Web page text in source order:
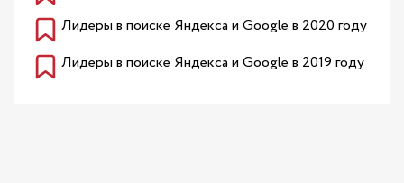
Лидеры в поиске Яндекса и Google в 2020 году
Лидеры в поиске Яндекса и Google в 2019 году